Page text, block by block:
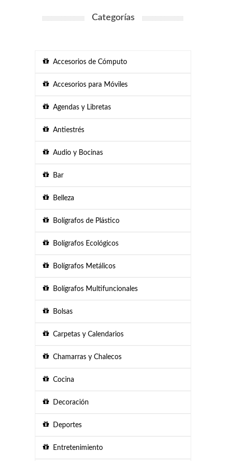
Categorías
Accesorios de Cómputo
Accesorios para Móviles
Agendas y Libretas
Antiestrés
Audio y Bocinas
Bar
Belleza
Bolígrafos de Plástico
Bolígrafos Ecológicos
Bolígrafos Metálicos
Bolígrafos Multifuncionales
Bolsas
Carpetas y Calendarios
Chamarras y Chalecos
Cocina
Decoración
Deportes
Entretenimiento